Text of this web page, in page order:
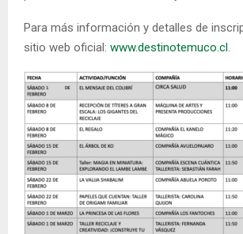
Para más información y detalles de
sitio web oficial: www.destinotemuco.cl.